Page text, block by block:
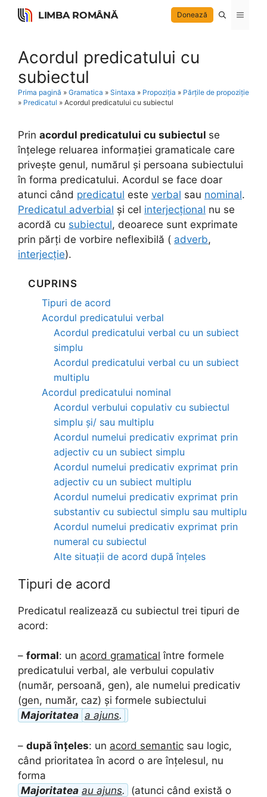
Skip
LIMBA ROMÂNĂ Donează Menu
Acordul predicatului cu
subiectul
Prima pagină » Gramatica » Sintaxa » Propoziția » Părțile de propoziție
» Predicatul » Acordul predicatului cu subiectul
Prin acordul predicatului cu subiectul se
înțelege reluarea informației gramaticale care
privește genul, numărul și persoana subiectului
în forma predicatului. Acordul se face doar
atunci când predicatul este verbal sau nominal.
Predicatul adverbial și cel interjecțional nu se
acordă cu subiectul, deoarece sunt exprimate
prin părți de vorbire neflexibilă ( adverb,
interjecție).
CUPRINS
Tipuri de acord
Acordul predicatului verbal
Acordul predicatului verbal cu un subiect
simplu
Acordul predicatului verbal cu un subiect
multiplu
Acordul predicatului nominal
Acordul verbului copulativ cu subiectul
simplu și/ sau multiplu
Acordul numelui predicativ exprimat prin
adjectiv cu un subiect simplu
Acordul numelui predicativ exprimat prin
adjectiv cu un subiect multiplu
Acordul numelui predicativ exprimat prin
substantiv cu subiectul simplu sau multiplu
Acordul numelui predicativ exprimat prin
numeral cu subiectul
Alte situații de acord după înțeles
Tipuri de acord
Predicatul realizează cu subiectul trei tipuri de
acord:
– formal: un acord gramatical între formele
predicatului verbal, ale verbului copulativ
(număr, persoană, gen), ale numelui predicativ
(gen, număr, caz) și formele subiectului
Majoritatea a ajuns.
– după înțeles: un acord semantic sau logic,
când prioritatea în acord o are înțelesul, nu
forma
Majoritatea au ajuns.
(atunci când există o